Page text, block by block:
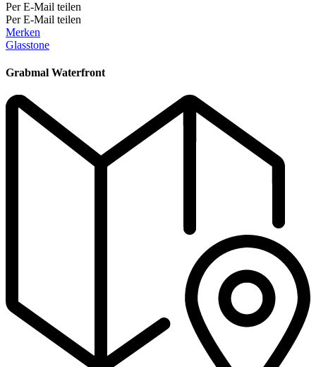
Per E-Mail teilen
Per E-Mail teilen
Merken
Glasstone
Grabmal Waterfront